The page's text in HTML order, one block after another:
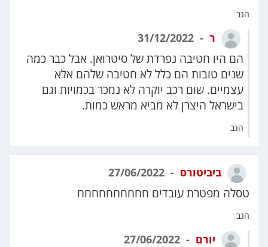
הגב
ר
הם היו חטיבה נפרדת של סיטרואן. אבל כבר כמה
שנים טובות הם כלל לא חטיבה שלהם אלא
עצמיים. שום רכב יוקרה לא נמכר בכמויות וגם
בישראל היצרן לא מביא מראש כמות.
הגב
ביביטורס
טסלה מפטרת עובדים חחחחחחחחחח
הגב
יורם